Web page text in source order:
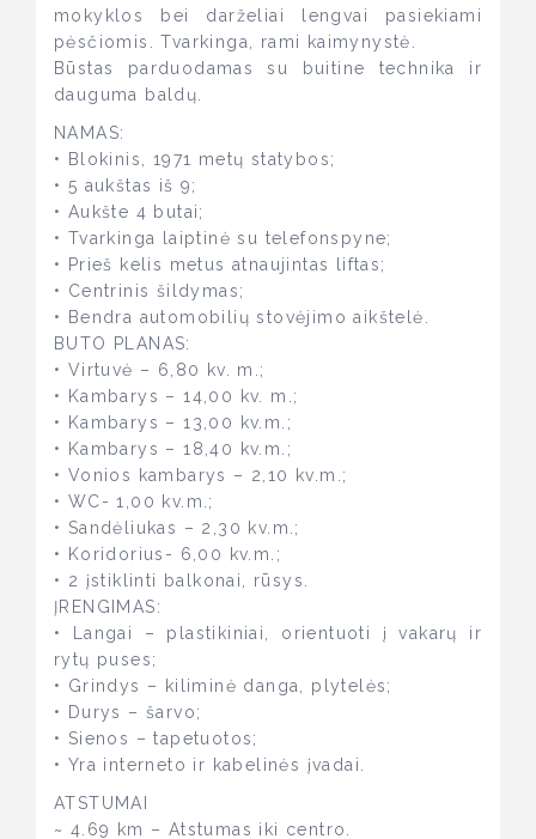
mokyklos bei darželiai lengvai pasiekiami
pėsčiomis. Tvarkinga, rami kaimynystė.
Būstas parduodamas su buitine technika ir
dauguma baldų.
NAMAS:
• Blokinis, 1971 metų statybos;
• 5 aukštas iš 9;
• Aukšte 4 butai;
• Tvarkinga laiptinė su telefonspyne;
• Prieš kelis metus atnaujintas liftas;
• Centrinis šildymas;
• Bendra automobilių stovėjimo aikštelė.
BUTO PLANAS:
• Virtuvė – 6,80 kv. m.;
• Kambarys – 14,00 kv. m.;
• Kambarys – 13,00 kv.m.;
• Kambarys – 18,40 kv.m.;
• Vonios kambarys – 2,10 kv.m.;
• WC- 1,00 kv.m.;
• Sandėliukas – 2,30 kv.m.;
• Koridorius- 6,00 kv.m.;
• 2 įstiklinti balkonai, rūsys.
ĮRENGIMAS:
• Langai – plastikiniai, orientuoti į vakarų ir
rytų puses;
• Grindys – kiliminė danga, plytelės;
• Durys – šarvo;
• Sienos – tapetuotos;
• Yra interneto ir kabelinės įvadai.
ATSTUMAI
~ 4.69 km – Atstumas iki centro.